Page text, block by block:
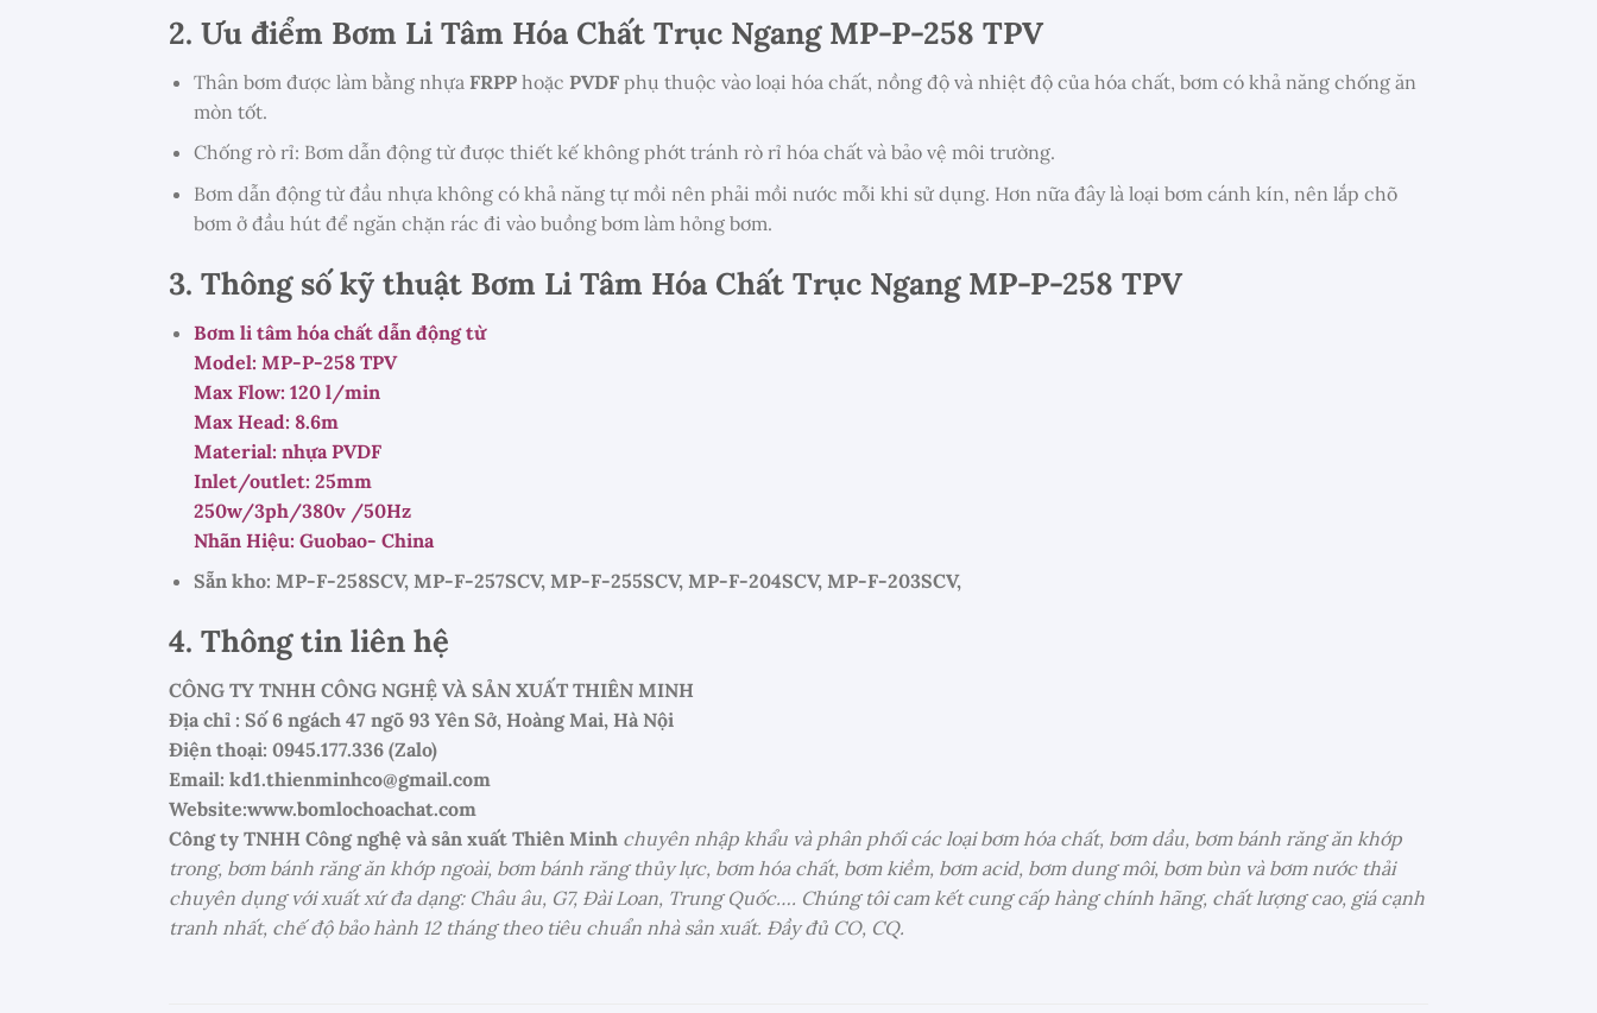
2. Ưu điểm Bơm Li Tâm Hóa Chất Trục Ngang MP-P-258 TPV
Thân bơm được làm bằng nhựa FRPPhoặc PVDFphụ thuộc vào loại hóa chất, nồng độ và nhiệt độ của hóa chất, bơm có khả năng chống ăn
mòn tốt.
Chống rò rỉ: Bơm dẫn động từ được thiết kế không phớt tránh rò rỉ hóa chất và bảo vệ môi trường.
Bơm dẫn động từ đầu nhựa không có khả năng tự mồi nên phải mồi nước mỗi khi sử dụng. Hơn nữa đây là loại bơm cánh kín, nên lắp chõ
bơm ở đầu hút để ngăn chặn rác đi vào buồng bơm làm hỏng bơm.
3. Thông số kỹ thuật Bơm Li Tâm Hóa Chất Trục Ngang MP-P-258 TPV
Bơm li tâm hóa chất dẫn động từ
Model: MP-P-258 TPV
Max Flow: 120 l/min
Max Head: 8.6m
Material: nhựa PVDF
Inlet/outlet: 25mm
250w/3ph/380v /50Hz
Nhãn Hiệu: Guobao- China
Sẵn kho: MP-F-258SCV, MP-F-257SCV, MP-F-255SCV, MP-F-204SCV, MP-F-203SCV,
4. Thông tin liên hệ
CÔNG TY TNHH CÔNG NGHỆ VÀ SẢN XUẤT THIÊN MINH
Địa chỉ : Số 6 ngách 47 ngõ 93 Yên Sở, Hoàng Mai, Hà Nội
Điện thoại: 0945.177.336 (Zalo)
Email: kd1.thienminhco@gmail.com
Website:www.bomlochoachat.com
Công ty TNHH Công nghệ và sản xuất Thiên Minh chuyên nhập khẩu và phân phối các loại bơm hóa chất, bơm dầu, bơm bánh răng ăn khớp
trong, bơm bánh răng ăn khớp ngoài, bơm bánh răng thủy lực, bơm hóa chất, bơm kiềm, bơm acid, bơm dung môi, bơm bùn và bơm nước thải
chuyên dụng với xuất xứ đa dạng: Châu âu, G7, Đài Loan, Trung Quốc…. Chúng tôi cam kết cung cấp hàng chính hãng, chất lượng cao, giá cạnh
tranh nhất, chế độ bảo hành 12 tháng theo tiêu chuẩn nhà sản xuất. Đầy đủ CO, CQ.